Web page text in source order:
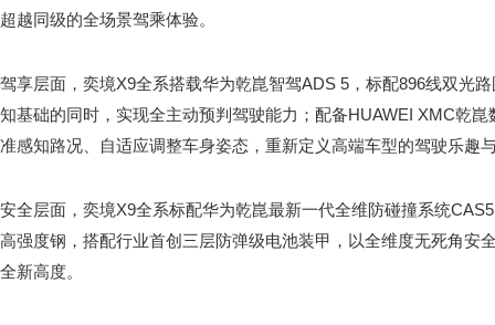
超越同级的全场景驾乘体验。
驾享层面，奕境X9全系搭载华为乾崑智驾ADS 5，标配896线双光
知基础的同时，实现全主动预判驾驶能力；配备HUAWEI XMC乾
准感知路况、自适应调整车身姿态，重新定义高端车型的驾驶乐趣
安全层面，奕境X9全系标配华为乾崑最新一代全维防碰撞系统
高强度钢，搭配行业首创三层防弹级电池装甲，以全维度无死角安
全新高度。